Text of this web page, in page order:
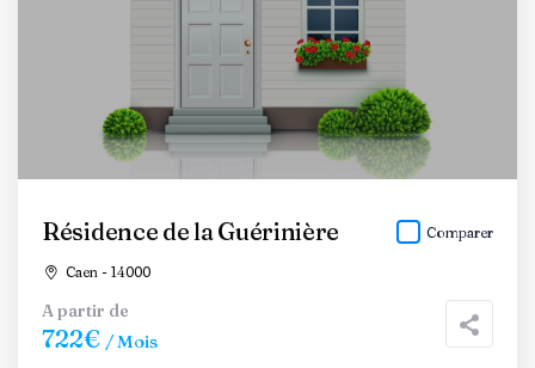
Résidence de la Guérinière
Caen - 14000
Comparer
A partir de
722€ / Mois